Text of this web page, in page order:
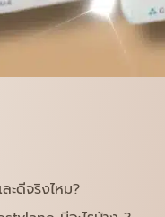
ะดีจริงไหม?